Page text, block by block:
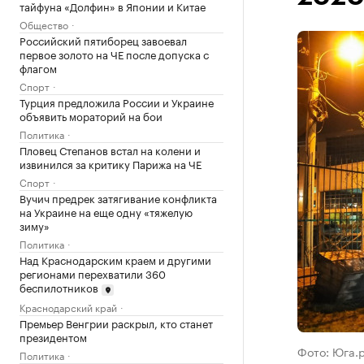
тайфуна «Долфин» в Японии и Китае
Общество
Российский пятиборец завоевал
первое золото на ЧЕ после допуска с
флагом
Спорт
Турция предложила России и Украине
объявить мораторий на бои
Политика
Пловец Степанов встал на колени и
извинился за критику Парижа на ЧЕ
Спорт
Вучич предрек затягивание конфликта
на Украине на еще одну «тяжелую
зиму»
Политика
Над Краснодарским краем и другими
регионами перехватили 360
беспилотников
Краснодарский край
Премьер Венгрии раскрыл, кто станет
президентом
Политика Фото: